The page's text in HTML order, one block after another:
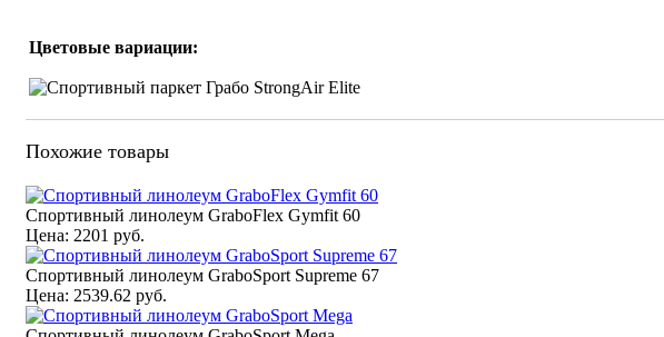
Цветовые вариации:
Похожие товары
Спортивный линолеум GraboFlex Gymfit 60
Цена: 2201 руб.
Спортивный линолеум GraboSport Supreme 67
Цена: 2539.62 руб.